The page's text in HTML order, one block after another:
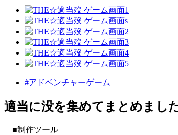
#アドベンチャーゲーム
適当に没を集めてまとめまし
■制作ツール